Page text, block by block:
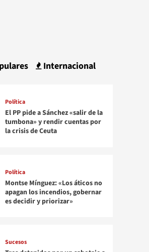
Internacional
Política
El PP pide a Sánchez «salir de la
tumbona» y rendir cuentas por
la crisis de Ceuta
Política
Montse Mínguez: «Los áticos no
apagan los incendios, gobernar
es decidir y priorizar»
Sucesos